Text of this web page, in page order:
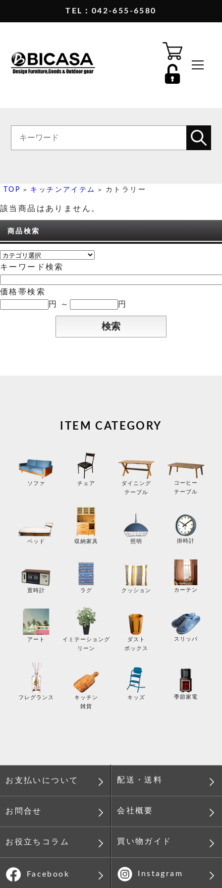
TEL：042-655-6580
TOP > キッチンアイテム > カトラリー
該当商品はありません。
商品検索
キーワード検索
価格帯検索
円 ～
円
ITEM CATEGORY
ソファ チェア
ダイニング
テーブル
コーヒー
テーブル
ベッド 収納家具 照明 掛時計
置時計 ラグ クッション カーテン
アート
イミテーショング
リーン
ダスト
ボックス
スリッパ
フレグランス
キッチン
雑貨
キッズ 季節家電
お支払いについて 配送・送料
お問合せ 会社概要
お役立ちコラム 買い物ガイド
Facebook Instagram